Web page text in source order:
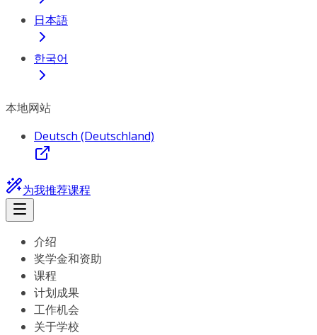
日本語
한국어
本地网站
Deutsch (Deutschland)
为我推荐课程
介绍
奖学金和资助
课程
计划成果
工作机会
关于学校